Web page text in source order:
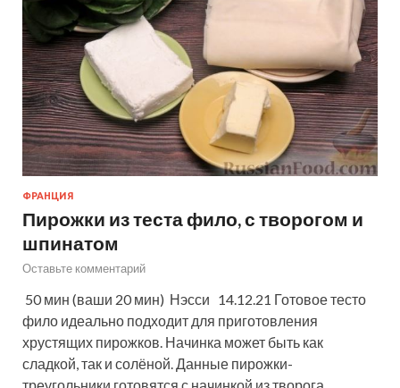
ФРАНЦИЯ
Пирожки из теста фило, с творогом и
шпинатом
Оставьте комментарий
50 мин (ваши 20 мин) Нэсси 14.12.21 Готовое тесто
фило идеально подходит для приготовления
хрустящих пирожков. Начинка может быть как
сладкой, так и солёной. Данные пирожки-